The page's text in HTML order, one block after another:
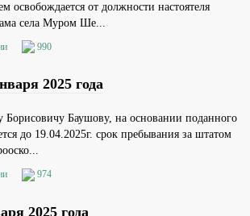
освобождается от должности настоятеля
села Муром Ше...
990
2025 года
Борисовичу Баушову, на основании поданного
до 19.04.2025г. срок пребывания за штатом
974
2025 года